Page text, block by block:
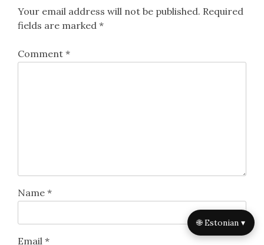
Your email address will not be published. Required
fields are marked *
Comment *
Name *
Email *
🌐 Estonian ▾